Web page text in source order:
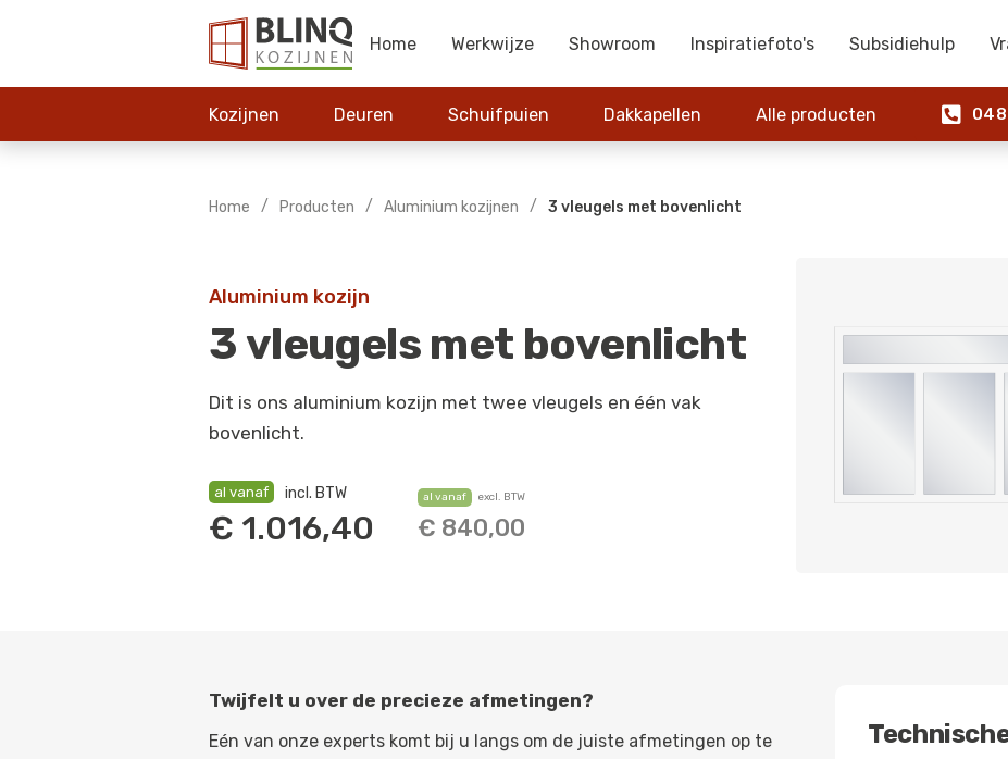
Home Werkwijze Showroom Inspiratiefoto's Subsidiehulp
Kozijnen Deuren Schuifpuien Dakkapellen Alle producten 
Home / Producten / Aluminium kozijnen / 3 vleugels met bovenlicht
Aluminium kozijn
3 vleugels met bovenlicht
Dit is ons aluminium kozijn met twee vleugels en één vak
bovenlicht.
al vanaf incl. BTW
€ 1.016,40
al vanaf excl. BTW
€ 840,00
Twijfelt u over de precieze afmetingen?
Eén van onze experts komt bij u langs om de juiste afmetingen op te